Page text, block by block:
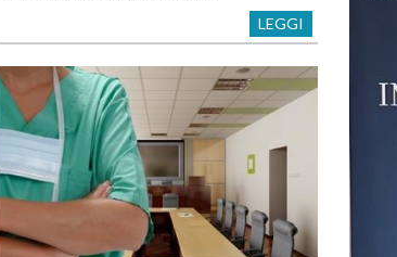
LEGGI